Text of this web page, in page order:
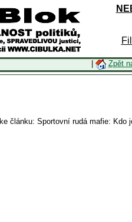
Zpět
ke článku: Sportovní rudá mafie: Kdo